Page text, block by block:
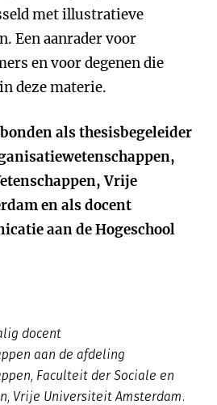
met illustratieve
Een aanrader voor
en voor degenen die
deze materie.
als thesisbegeleider
Vrije
en als docent
aan de Hogeschool
docent
aan de afdeling
Faculteit der Sociale en
Vrije Universiteit Amsterdam.